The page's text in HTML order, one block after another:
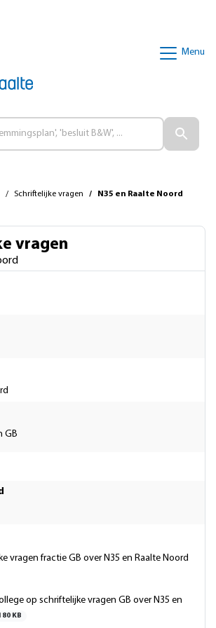
pagina
Menu
Schriftelijke vragen N35 en Raalte Noord
vragen
GB
vragen fractie GB over N35 en Raalte Noord
op schriftelijke vragen GB over N35 en
KB